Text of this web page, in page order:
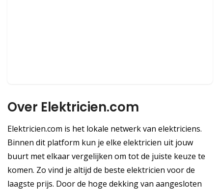
Over Elektricien.com
Elektricien.com is het lokale netwerk van elektriciens.
Binnen dit platform kun je elke elektricien uit jouw
buurt met elkaar vergelijken om tot de juiste keuze te
komen. Zo vind je altijd de beste elektricien voor de
laagste prijs. Door de hoge dekking van aangesloten